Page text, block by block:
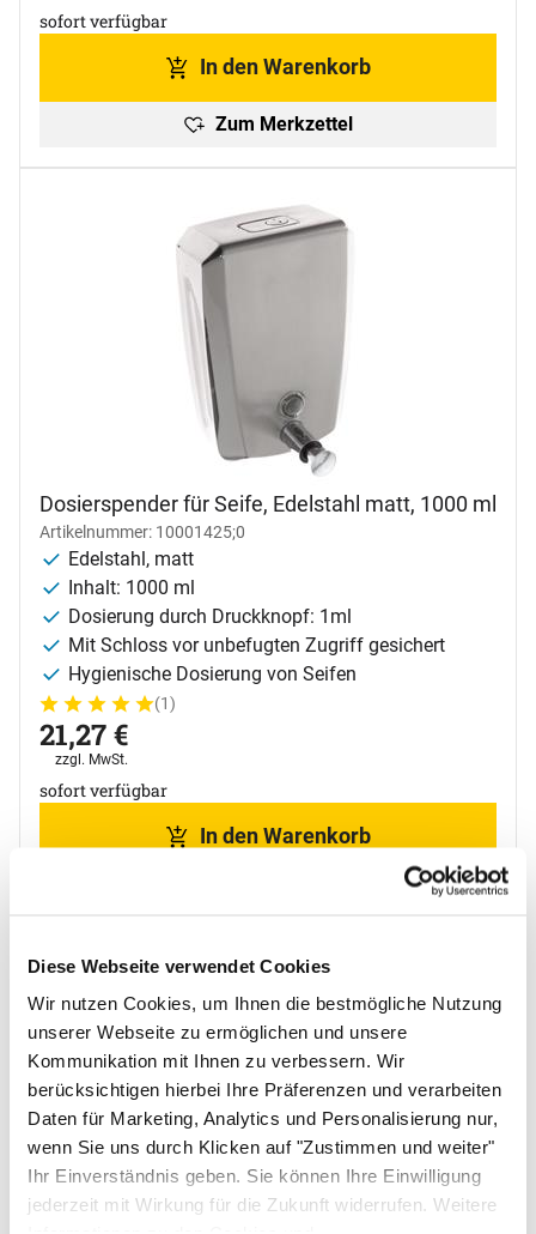
Diese Webseite verwendet Cookies
Wir nutzen Cookies, um Ihnen die bestmögliche Nutzung
unserer Webseite zu ermöglichen und unsere
Kommunikation mit Ihnen zu verbessern. Wir
berücksichtigen hierbei Ihre Präferenzen und verarbeiten
Daten für Marketing, Analytics und Personalisierung nur,
wenn Sie uns durch Klicken auf "Zustimmen und weiter"
Ihr Einverständnis geben. Sie können Ihre Einwilligung
jederzeit mit Wirkung für die Zukunft widerrufen. Weitere
sofort verfügbar
In den Warenkorb
Zum Merkzettel
Dosierspender für Seife, Edelstahl matt, 1000 ml
Artikelnummer: 10001425;0
Edelstahl, matt
Inhalt: 1000 ml
Dosierung durch Druckknopf: 1ml
Mit Schloss vor unbefugten Zugriff gesichert
Hygienische Dosierung von Seifen
Bewertung: 5 von 5 (1 Bewertungen)
1 Bewertung
(1)
21,27€
Steuerhinweis:
zzgl. MwSt.
sofort verfügbar
In den Warenkorb